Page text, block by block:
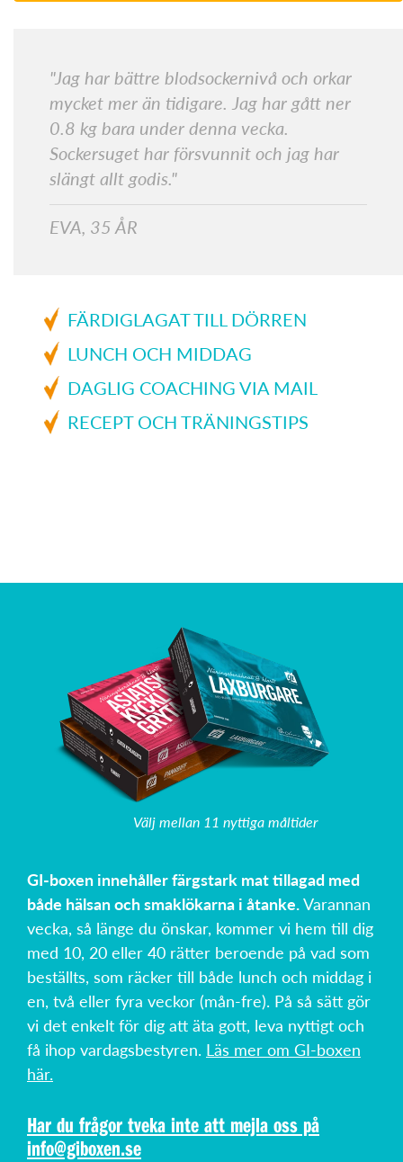
"Jag har bättre blodsockernivå och orkar
mycket mer än tidigare. Jag har gått ner
0.8 kg bara under denna vecka.
Sockersuget har försvunnit och jag har
slängt allt godis."
EVA, 35 ÅR
FÄRDIGLAGAT TILL DÖRREN
LUNCH OCH MIDDAG
DAGLIG COACHING VIA MAIL
RECEPT OCH TRÄNINGSTIPS
Välj mellan 11 nyttiga måltider
GI-boxen innehåller färgstark mat tillagad med
både hälsan och smaklökarna i åtanke.Varannan
vecka, så länge du önskar, kommer vi hem till dig
med 10, 20 eller 40 rätter beroende på vad som
beställts, som räcker till både lunch och middag i
en, två eller fyra veckor (mån-fre). På så sätt gör
vi det enkelt för dig att äta gott, leva nyttigt och
få ihop vardagsbestyren. Läs mer om GI-boxen
här.
Har du frågor tveka inte att mejla oss på
info@giboxen.se